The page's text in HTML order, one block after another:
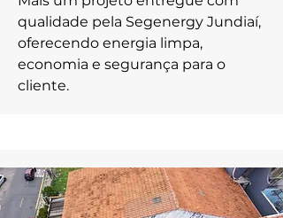
qualidade pela Segenergy Jundiaí,
oferecendo energia limpa,
economia e segurança para o
cliente.